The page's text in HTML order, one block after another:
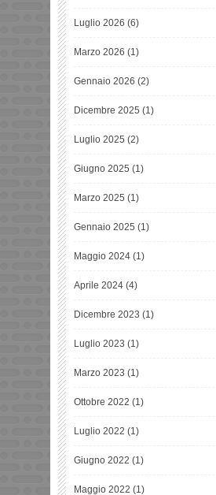
Luglio 2026 (6)
Marzo 2026 (1)
Gennaio 2026 (2)
Dicembre 2025 (1)
Luglio 2025 (2)
Giugno 2025 (1)
Marzo 2025 (1)
Gennaio 2025 (1)
Maggio 2024 (1)
Aprile 2024 (4)
Dicembre 2023 (1)
Luglio 2023 (1)
Marzo 2023 (1)
Ottobre 2022 (1)
Luglio 2022 (1)
Giugno 2022 (1)
Maggio 2022 (1)